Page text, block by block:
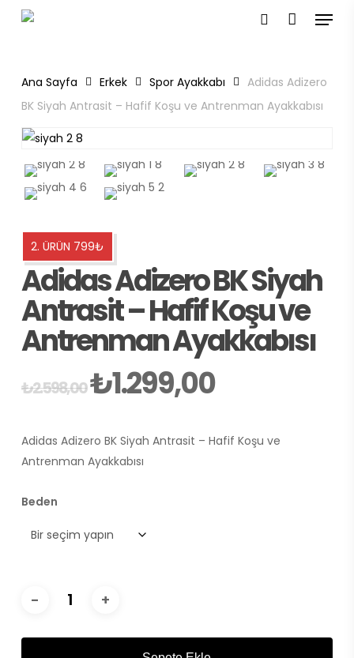
Menu
Ana Sayfa Erkek Spor Ayakkabı
Adidas Adizero
BK Siyah Antrasit – Hafif Koşu ve Antrenman Ayakkabısı
2. ÜRÜN 799₺
Adidas Adizero BK Siyah
Antrasit – Hafif Koşu ve
Antrenman Ayakkabısı
₺2.598,00Orijinal
fiyat:
₺2.598,00.
₺1.299,00Şu
fiyat:
₺1.299,00.
Adidas Adizero BK Siyah Antrasit – Hafif Koşu ve
Antrenman Ayakkabısı
Beden